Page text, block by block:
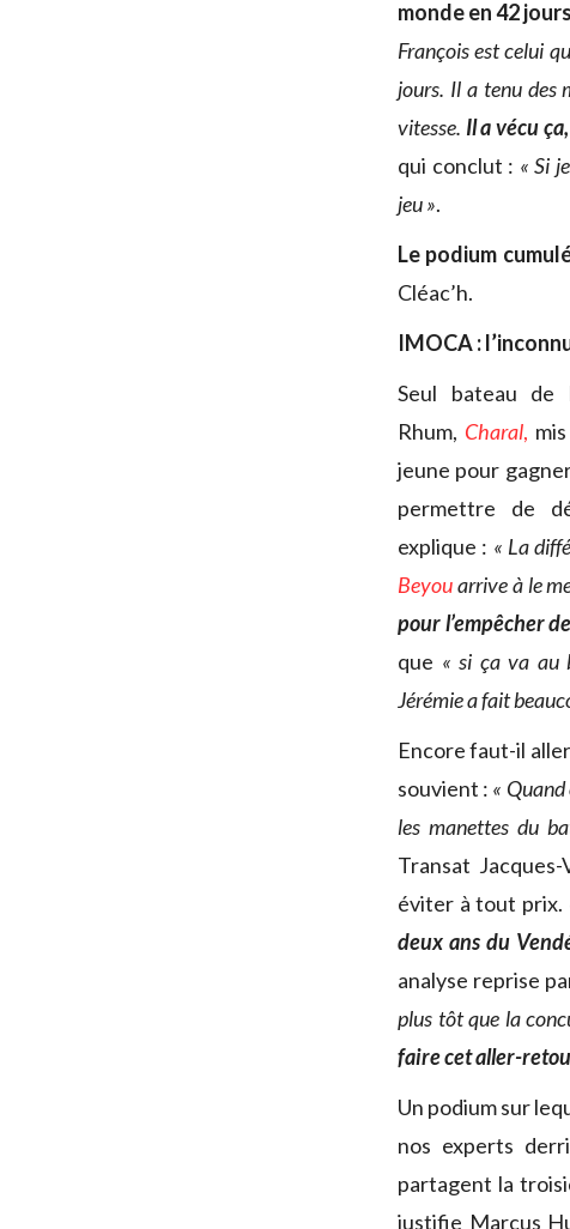
monde en 42
François est celui
jours. Il a tenu des
vitesse. Il a vécu
qui conclut : « Si
jeu ».
Le podium
Cléac’h.
IMOCA :
Seul bateau
Rhum, Charal,
jeune pour
permettre de
explique : « La
Beyouarrive à le
pour l’empêcher
que « si ça va au
Jérémie a fait
Encore faut-il
souvient : «
les manettes du
Transat
éviter à tout prix.
deux ans du
analyse reprise
plus tôt que la
faire cet aller-
Un podium sur
nos experts
partagent la
justifie Marcus